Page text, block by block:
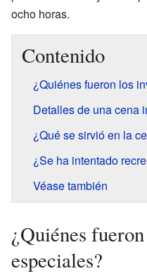
ocho horas.
Contenido
¿Quiénes fueron los
Detalles de una cena
¿Qué se sirvió en la
¿Se ha intentado
Véase también
¿Quiénes
especiales?